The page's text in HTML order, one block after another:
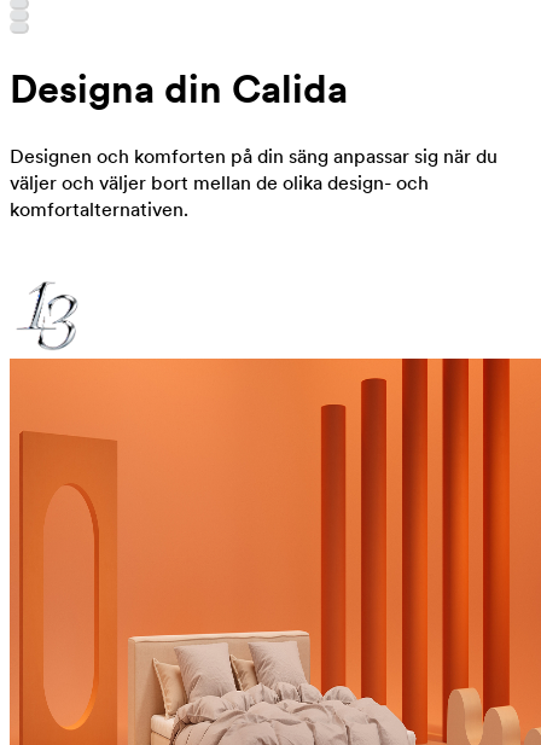
Designa din Calida
Designen och komforten på din säng anpassar sig när du
väljer och väljer bort mellan de olika design- och
komfortalternativen.